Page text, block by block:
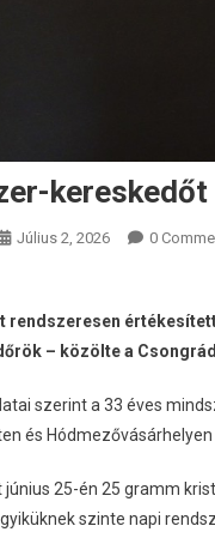
Július 2, 2026 0
rendszeresen
– közölte a
szerint a 33 éves
és
június 25-én 25 gramm
szinte napi